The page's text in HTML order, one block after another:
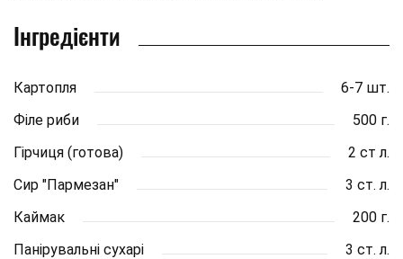
Інгредієнти
Картопля
6-7 шт.
Філе риби
500 г.
Гірчиця (готова)
2 ст л.
Сир "Пармезан"
3 ст. л.
Каймак
200 г.
Панірувальні сухарі
3 ст. л.